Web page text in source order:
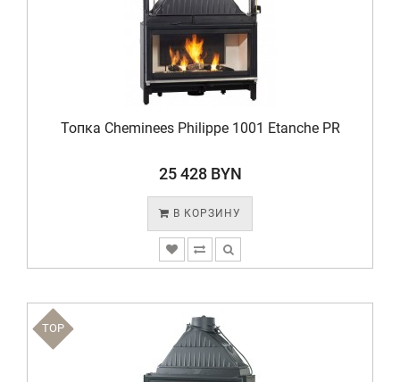
Топка Cheminees Philippe 1001 Etanche PR
25 428 BYN
В КОРЗИНУ
TOP